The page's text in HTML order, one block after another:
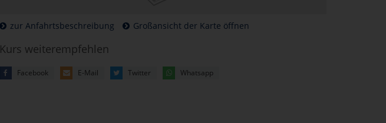
zur Anfahrtsbeschreibung Großansicht der Karte öffnen
Kurs weiterempfehlen
Facebook E-Mail Twitter Whatsapp